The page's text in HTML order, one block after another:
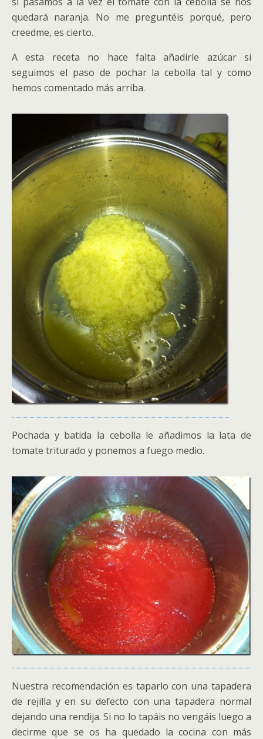
quedará naranja. No me preguntéis porqué, pero
creedme, es cierto.
A esta receta no hace falta añadirle azúcar si
seguimos el paso de pochar la cebolla tal y como
hemos comentado más arriba.
Pochada y batida la cebolla le añadimos la lata de
tomate triturado y ponemos a fuego medio.
Nuestra recomendación es taparlo con una tapadera
de rejilla y en su defecto con una tapadera normal
dejando una rendija. Si no lo tapáis no vengáis luego a
decirme que se os ha quedado la cocina con más